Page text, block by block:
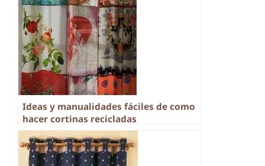
Ideas y manualidades fáciles de como
hacer cortinas recicladas